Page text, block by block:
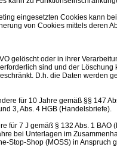
eingesetzten Cookies kann
von Cookies mittels
gelöscht oder in ihrer
sind und der
D.h. die Daten werden
für 10 Jahre gemäß §§ 147
3, Abs. 4 HGB (Handelsbriefe).
für 7 J gemäß § 132 Abs. 1
bei Unterlagen im
Stop-Shop (MOSS) in Anspruch